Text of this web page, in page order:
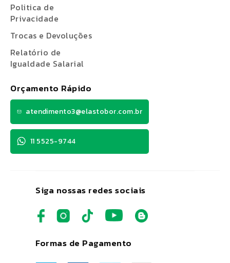
Siga nossas redes sociais
Formas de Pagamento
Politica de
Privacidade
Trocas e Devoluções
Relatório de
Igualdade Salarial
Orçamento Rápido
atendimento3@elastobor.com.br
11 5525-9744